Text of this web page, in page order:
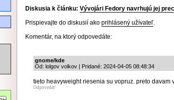
Diskusia k článku: Vývojári Fedory navrhujú jej
Prispievajte do diskusií ako prihlásený užívateľ.
Komentár, na ktorý odpovedáte:
gnome/kde
Od: lolgov volkov | Pridané: 2024-04-05 08:48:34
tieto heavyweight riesenia su vopruz. preto davam
Odpovedať